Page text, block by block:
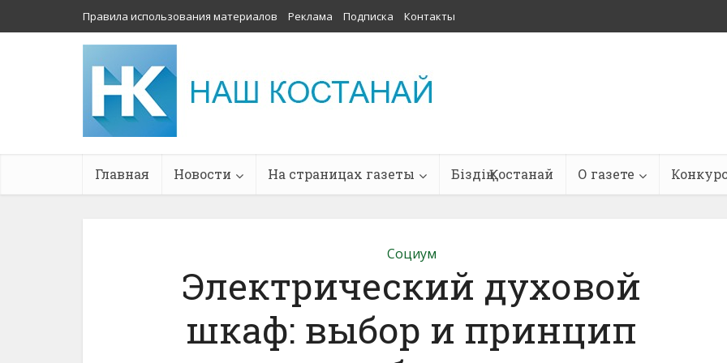
Правила использования материалов Реклама Подписка Контакты
Главная Новости На страницах газеты Біздің Қостанай О газете
Социум
Электрический духовой
шкаф: выбор и принцип